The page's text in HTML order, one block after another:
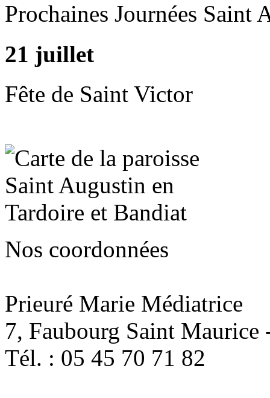
Prochaines Journées Saint
21 juillet
Fête de Saint Victor
Nos coordonnées
Prieuré Marie Médiatrice
7, Faubourg Saint
Tél. : 05 45 70 71 82